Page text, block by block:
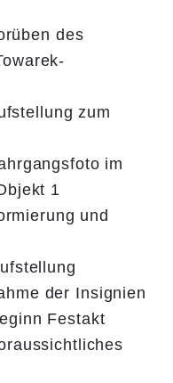
des
zum
im
1
und
der Insignien
Festakt